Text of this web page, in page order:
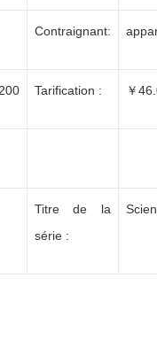
Contraignant:
Tarification : ￥
Titre de la
série :